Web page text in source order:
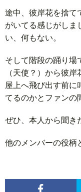
途中、彼岸花を捨て
がいてる感じがしま
い、何もない。
そして階段の踊り場
（天使？）から彼
屋上へ飛び出す前に
てるのかとファンの
ぜひ、本人から聞き
他のメンバーの役柄